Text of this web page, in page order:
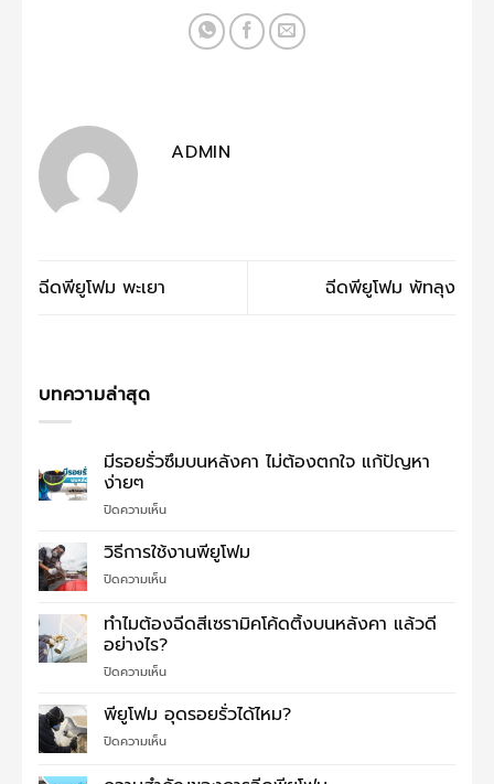
ADMIN
ฉีดพียูโฟม พะเยา ฉีดพียูโฟม พัทลุง
บทความล่าสุด
มีรอยรั่วซึมบนหลังคา ไม่ต้องตกใจ แก้ปัญหา
ง่ายๆ
ปิดความเห็นบน
รอย
ซึม
หลังคา
ไม่
ตกใจ
ปัญหา
วิธีการใช้งานพียูโฟม
ปิดความเห็นบน
การ
ใช้
พี
โฟม
ทำไมต้องฉีดสีเซรามิคโค้ดติ้งบนหลังคา แล้วดี
อย่างไร?
ปิดความเห็นบน
ต้อง
ฉีด
สี
พียูโฟม อุดรอยรั่วได้ไหม?
ปิดความเห็นบน
ยู